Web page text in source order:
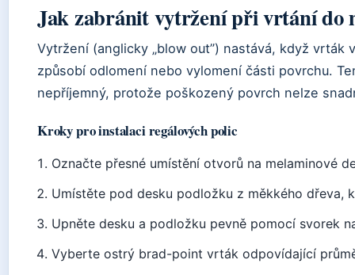
Jak zabránit vytržení při vrtání do
Vytržení (anglicky „blow out”) nastává, když vrták
způsobí odlomení nebo vylomení části povrchu.
nepříjemný, protože poškozený povrch nelze
Kroky pro instalaci regálových polic
Označte přesné umístění otvorů na melaminové
Umístěte pod desku podložku z měkkého
Upněte desku a podložku pevně pomocí svorek
Vyberte ostrý brad-point vrták odpovídající